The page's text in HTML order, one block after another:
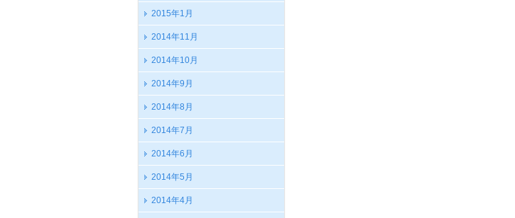
2015年1月
2014年11月
2014年10月
2014年9月
2014年8月
2014年7月
2014年6月
2014年5月
2014年4月